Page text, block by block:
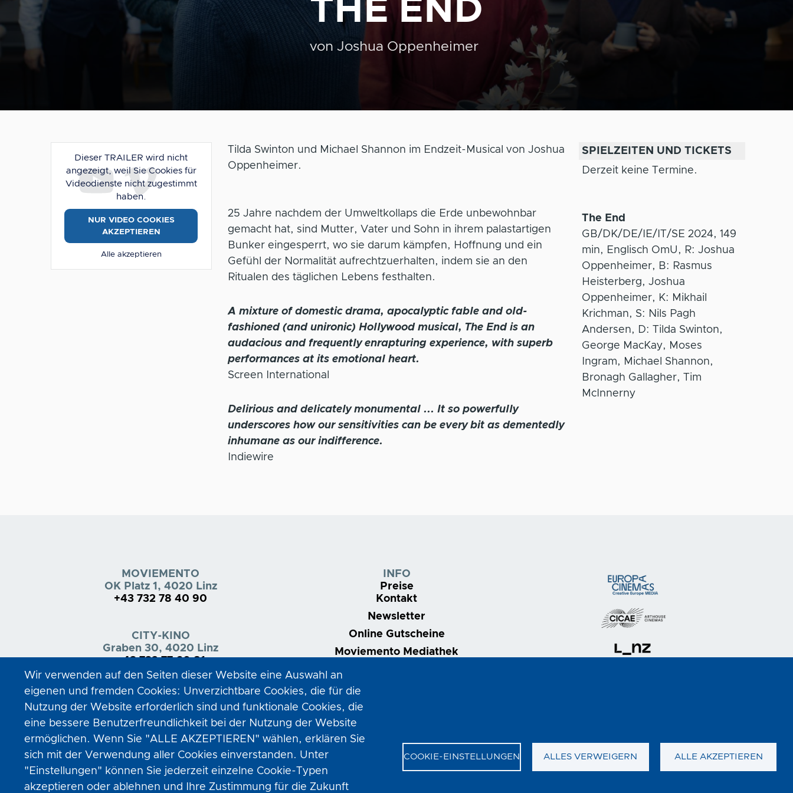
THE END
vonJoshua Oppenheimer
Dieser TRAILER wird nicht
angezeigt, weil Sie Cookies für
Videodienste nicht zugestimmt
haben.
NUR VIDEO COOKIES
AKZEPTIEREN
Alle akzeptieren
Tilda Swinton und Michael Shannon im Endzeit-Musical von Joshua
Oppenheimer.
25 Jahre nachdem der Umweltkollaps die Erde unbewohnbar
gemacht hat, sind Mutter, Vater und Sohn in ihrem palastartigen
Bunker eingesperrt, wo sie darum kämpfen, Hoffnung und ein
Gefühl der Normalität aufrechtzuerhalten, indem sie an den
Ritualen des täglichen Lebens festhalten.
A mixture of domestic drama, apocalyptic fable and old-
fashioned (and unironic) Hollywood musical, The End is an
audacious and frequently enrapturing experience, with superb
performances at its emotional heart.
Screen International
Delirious and delicately monumental ... It so powerfully
underscores how our sensitivities can be every bit as dementedly
inhumane as our indifference.
Indiewire
SPIELZEITEN UND TICKETS
Derzeit keine Termine.
The End
GB/DK/DE/IE/IT/SE 2024, 149
min, Englisch OmU, R: Joshua
Oppenheimer, B: Rasmus
Heisterberg, Joshua
Oppenheimer, K: Mikhail
Krichman, S: Nils Pagh
Andersen, D: Tilda Swinton,
George MacKay, Moses
Ingram, Michael Shannon,
Bronagh Gallagher, Tim
McInnerny
MOVIEMENTO
OK Platz 1, 4020 Linz
+43 732 78 40 90
CITY-KINO
Graben 30, 4020 Linz
+43 732 77 60 81
INFO
Preise
Kontakt
Newsletter
Online Gutscheine
Moviemento Mediathek
Wir verwenden auf den Seiten dieser Website eine Auswahl an
eigenen und fremden Cookies: Unverzichtbare Cookies, die für die
Nutzung der Website erforderlich sind und funktionale Cookies, die
eine bessere Benutzerfreundlichkeit bei der Nutzung der Website
ermöglichen. Wenn Sie "ALLE AKZEPTIEREN" wählen, erklären Sie
sich mit der Verwendung aller Cookies einverstanden. Unter
"Einstellungen" können Sie jederzeit einzelne Cookie-Typen
akzeptieren oder ablehnen und Ihre Zustimmung für die Zukunft
COOKIE-EINSTELLUNGEN ALLES VERWEIGERN ALLE AKZEPTIEREN